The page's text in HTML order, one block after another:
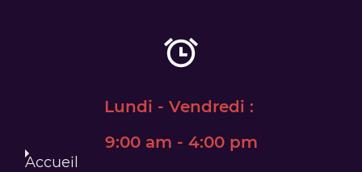
Lundi - Vendredi :
​9:00 am - 4:00 pm
Accueil